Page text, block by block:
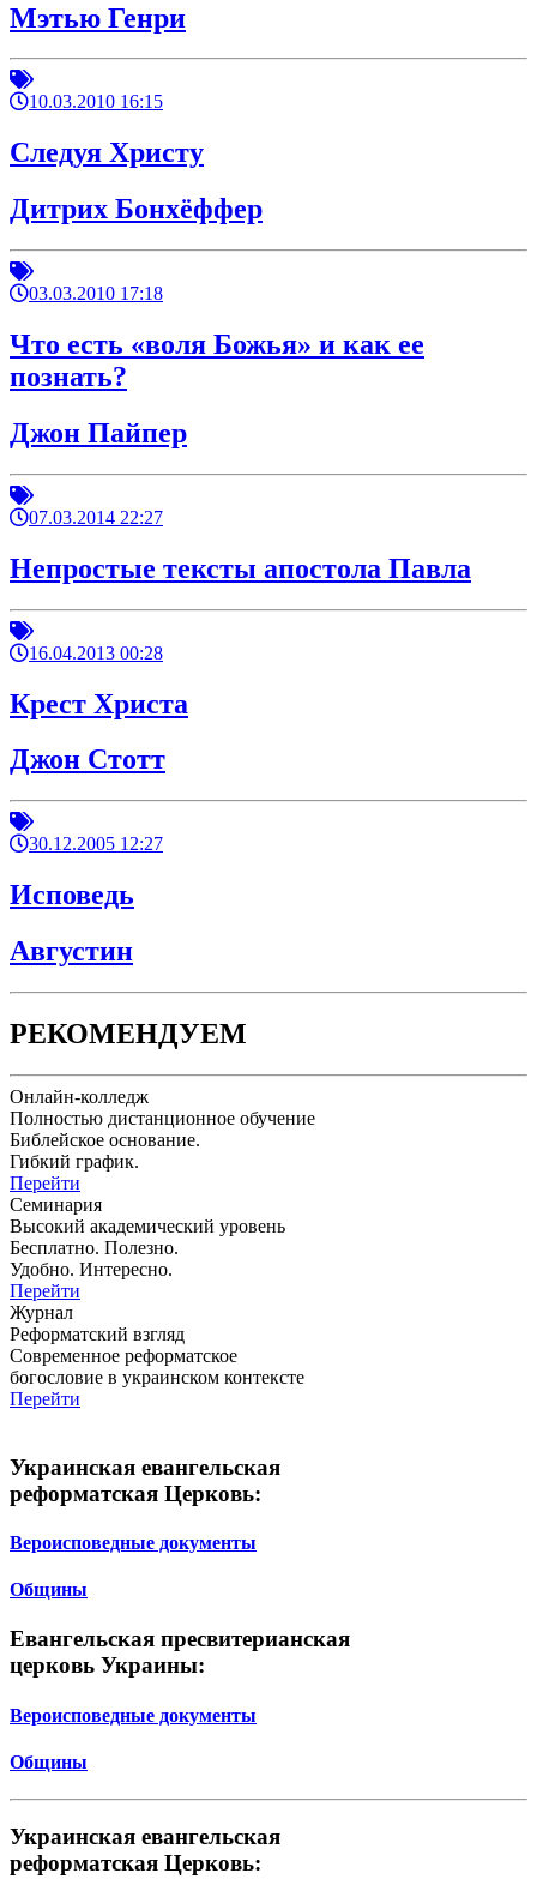
Мэтью Генри
10.03.2010 16:15
Следуя Христу
Дитрих Бонхёффер
03.03.2010 17:18
Что есть «воля Божья» и как ее
познать?
Джон Пайпер
07.03.2014 22:27
Непростые тексты апостола Павла
16.04.2013 00:28
Крест Христа
Джон Стотт
30.12.2005 12:27
Исповедь
Августин
РЕКОМЕНДУЕМ
Онлайн-колледж
Полностью дистанционное обучение
Библейское основание.
Гибкий график.
Перейти
Семинария
Высокий академический уровень
Бесплатно. Полезно.
Удобно. Интересно.
Перейти
Журнал
Реформатский взгляд
Современное реформатское
богословие в украинском контексте
Перейти
Украинская евангельская
реформатская Церковь:
Вероисповедные документы
Общины
Евангельская пресвитерианская
церковь Украины:
Вероисповедные документы
Общины
Украинская евангельская
реформатская Церковь: